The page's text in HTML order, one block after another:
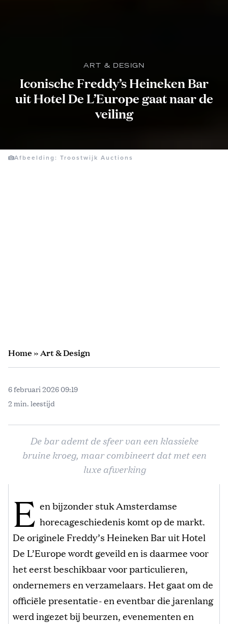
ART & DESIGN
Iconische Freddy’s Heineken Bar
uit Hotel De L’Europe gaat naar de
veiling
Afbeelding: Troostwijk Auctions
Home» Art & Design
6 februari 2026 09:19
2 min. leestijd
De bar ademt de sfeer van een klassieke
bruine kroeg, maar combineert dat met een
luxe afwerking
E en bijzonder stuk Amsterdamse
horecageschiedenis komt op de markt.
De originele Freddy’s Heineken Bar uit Hotel
De L’Europe wordt geveild en is daarmee voor
het eerst beschikbaar voor particulieren,
ondernemers en verzamelaars. Het gaat om de
officiële presentatie- en eventbar die jarenlang
werd ingezet bij beurzen, evenementen en